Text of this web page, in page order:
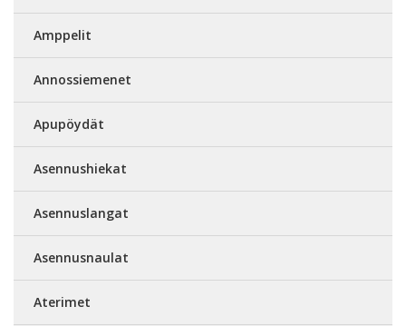
Amppelit
Annossiemenet
Apupöydät
Asennushiekat
Asennuslangat
Asennusnaulat
Aterimet